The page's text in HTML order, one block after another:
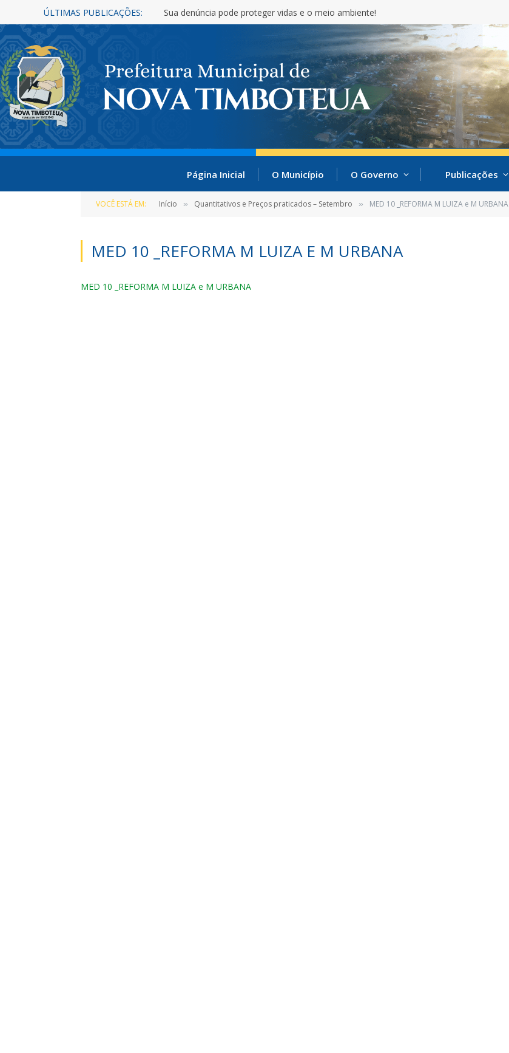
ÚLTIMAS PUBLICAÇÕES: Sua denúncia pode proteger vidas e o meio ambiente!
Página Inicial O Município O Governo Publicações
VOCÊ ESTÁ EM: Início » Quantitativos e Preços praticados – Setembro » MED 10 _REFORMA M LUIZA e M URBANA
MED 10 _REFORMA M LUIZA E M URBANA
MED 10 _REFORMA M LUIZA e M URBANA